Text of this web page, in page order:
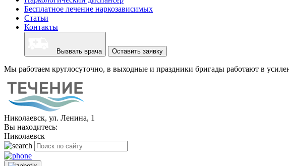
Бесплатное лечение наркозависимых
Статьи
Контакты
Вызвать врача Оставить заявку
Мы работаем круглосуточно, в выходные и праздники бригады работают в
Николаевск, ул. Ленина, 1
Вы находитесь:
Николаевск